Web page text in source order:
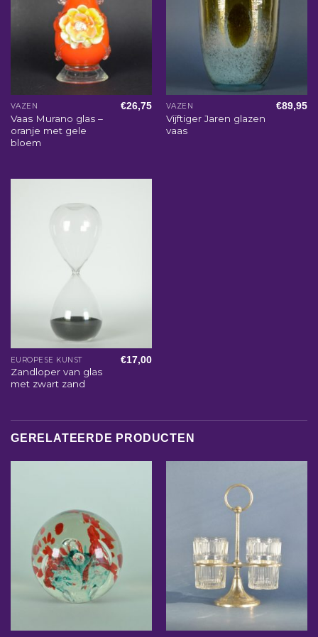
VAZEN
Vaas Murano glas –
oranje met gele
bloem
€26,75 VAZEN
Vijftiger Jaren glazen
vaas
€89,95
EUROPESE KUNST
Zandloper van glas
met zwart zand
€17,00
GERELATEERDE PRODUCTEN